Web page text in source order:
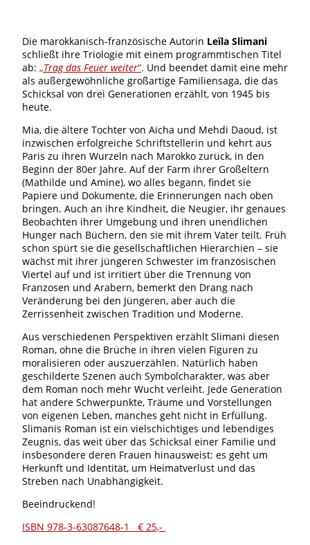
Die marokkanisch-französische Autorin Leïla Slimani
schließt ihre Triologie mit einem programmtischen Titel
ab: „Trag das Feuer weiter“. Und beendet damit eine mehr
als außergewöhnliche großartige Familiensaga, die das
Schicksal von drei Generationen erzählt, von 1945 bis
heute.
Mia, die ältere Tochter von Aïcha und Mehdi Daoud, ist
inzwischen erfolgreiche Schriftstellerin und kehrt aus
Paris zu ihren Wurzeln nach Marokko zurück, in den
Beginn der 80er Jahre. Auf der Farm ihrer Großeltern
(Mathilde und Amine), wo alles begann, findet sie
Papiere und Dokumente, die Erinnerungen nach oben
bringen. Auch an ihre Kindheit, die Neugier, ihr genaues
Beobachten ihrer Umgebung und ihren unendlichen
Hunger nach Büchern, den sie mit ihrem Vater teilt. Früh
schon spürt sie die gesellschaftlichen Hierarchien – sie
wächst mit ihrer jüngeren Schwester im französischen
Viertel auf und ist irritiert über die Trennung von
Franzosen und Arabern, bemerkt den Drang nach
Veränderung bei den Jüngeren, aber auch die
Zerrissenheit zwischen Tradition und Moderne.
Aus verschiedenen Perspektiven erzählt Slimani diesen
Roman, ohne die Brüche in ihren vielen Figuren zu
moralisieren oder auszuerzählen. Natürlich haben
geschilderte Szenen auch Symbolcharakter, was aber
dem Roman noch mehr Wucht verleiht. Jede Generation
hat andere Schwerpunkte, Träume und Vorstellungen
von eigenen Leben, manches geht nicht in Erfüllung.
Slimanis Roman ist ein vielschichtiges und lebendiges
Zeugnis, das weit über das Schicksal einer Familie und
insbesondere deren Frauen hinausweist: es geht um
Herkunft und Identität, um Heimatverlust und das
Streben nach Unabhängigkeit.
Beeindruckend!
ISBN 978-3-63087648-1 € 25,-